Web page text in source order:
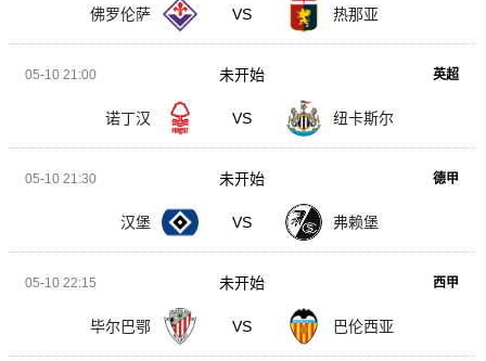
佛罗伦萨 VS 热那亚
05-10 21:00 英超
诺丁汉 VS 纽卡斯尔
未开始
05-10 21:30 德甲
汉堡 VS 弗赖堡
未开始
05-10 22:15 西甲
毕尔巴鄂 VS 巴伦西亚
未开始